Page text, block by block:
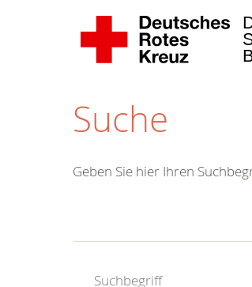
Suche
Geben Sie hier Ihren